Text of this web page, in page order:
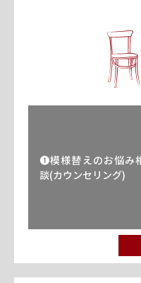
❶模様替えのお悩み
談(カウンセリング)